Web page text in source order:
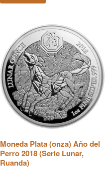
Moneda Plata (onza) Año del
Perro 2018 (Serie Lunar,
Ruanda)